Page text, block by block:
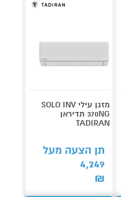
מזגן עילי SOLO INV
370NG תדיראן
TADIRAN
תן הצעה מעל
4,249
₪